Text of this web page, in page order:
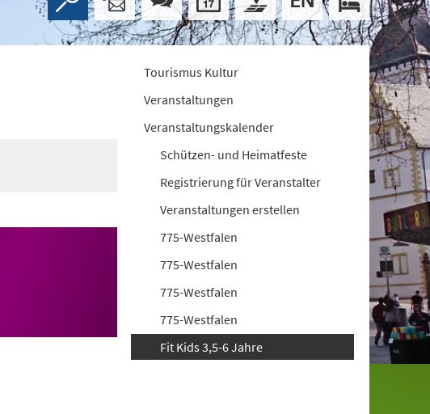
Tourismus Kultur
Veranstaltungen
Veranstaltungskalender
Schützen- und Heimatfeste
Registrierung für Veranstalter
Veranstaltungen erstellen
775-Westfalen
775-Westfalen
775-Westfalen
775-Westfalen
Fit Kids 3,5-6 Jahre